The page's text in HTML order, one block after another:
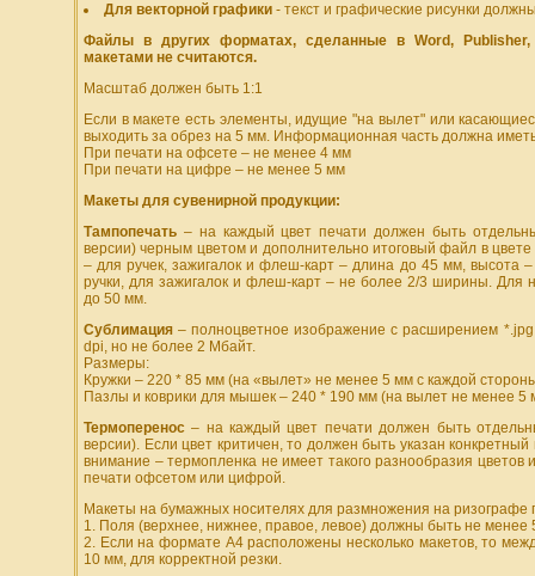
Для векторной графики - текст и графические рисунки
Файлы в других форматах, сделанные в Word, Publisher,
макетами не считаются.
Масштаб должен быть 1:1
Если в макете есть элементы, идущие "на вылет" или
выходить за обрез на 5 мм. Информационная часть должна иметь
При печати на офсете – не менее 4 мм
При печати на цифре – не менее 5 мм
Макеты для сувенирной продукции:
Тампопечать – на каждый цвет печати должен быть
версии) черным цветом и дополнительно итоговый файл в
– для ручек, зажигалок и флеш-карт – длина до 45 мм, высота
ручки, для зажигалок и флеш-карт – не более 2/3 ширины. Для
до 50 мм.
Сублимация – полноцветное изображение с расширением
dpi, но не более 2 Мбайт.
Размеры:
Кружки – 220 * 85 мм (на «вылет» не менее 5 мм с каждой
Пазлы и коврики для мышек – 240 * 190 мм (на вылет не менее 5
Термоперенос – на каждый цвет печати должен быть
версии). Если цвет критичен, то должен быть указан
внимание – термопленка не имеет такого разнообразия цветов
печати офсетом или цифрой.
Макеты на бумажных носителях для размножения на ризографе
1. Поля (верхнее, нижнее, правое, левое) должны быть не менее
2. Если на формате А4 расположены несколько макетов, то
10 мм, для корректной резки.